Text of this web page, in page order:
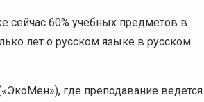
сейчас 60% учебных предметов в
лет о русском языке в русском
где преподавание ведется